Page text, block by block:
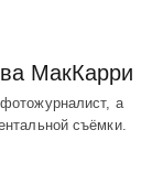
МакКарри
а
съёмки.